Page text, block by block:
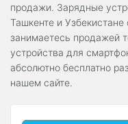
продажи. Зарядные
Ташкенте и
занимаетесь продажей
устройства для
абсолютно бесплатно
нашем сайте.